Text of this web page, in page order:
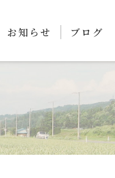
お知らせ ブログ